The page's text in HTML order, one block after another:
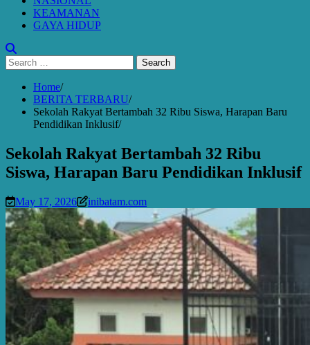
KEAMANAN
GAYA HIDUP
Search
for:
Home
BERITA TERBARU
Sekolah Rakyat Bertambah 32 Ribu Siswa, Harapan Baru
Pendidikan Inklusif
Sekolah Rakyat Bertambah 32 Ribu
Siswa, Harapan Baru Pendidikan Inklusif
May 17, 2026 inibatam.com